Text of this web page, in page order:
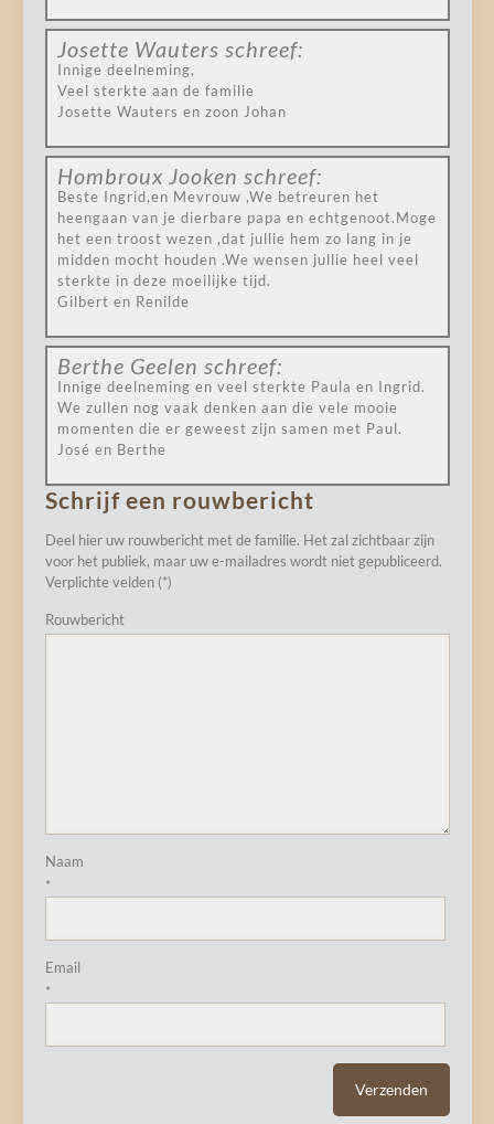
Josette Wauters schreef:
Innige deelneming,
Veel sterkte aan de familie
Josette Wauters en zoon Johan
Hombroux Jooken schreef:
Beste Ingrid,en Mevrouw ,We betreuren het
heengaan van je dierbare papa en echtgenoot.Moge
het een troost wezen ,dat jullie hem zo lang in je
midden mocht houden .We wensen jullie heel veel
sterkte in deze moeilijke tijd.
Gilbert en Renilde
Berthe Geelen schreef:
Innige deelneming en veel sterkte Paula en Ingrid.
We zullen nog vaak denken aan die vele mooie
momenten die er geweest zijn samen met Paul.
José en Berthe
Schrijf een rouwbericht
Deel hier uw rouwbericht met de familie. Het zal zichtbaar zijn
voor het publiek, maar uw e-mailadres wordt niet gepubliceerd.
Verplichte velden (*)
Rouwbericht
Naam
*
Email
*